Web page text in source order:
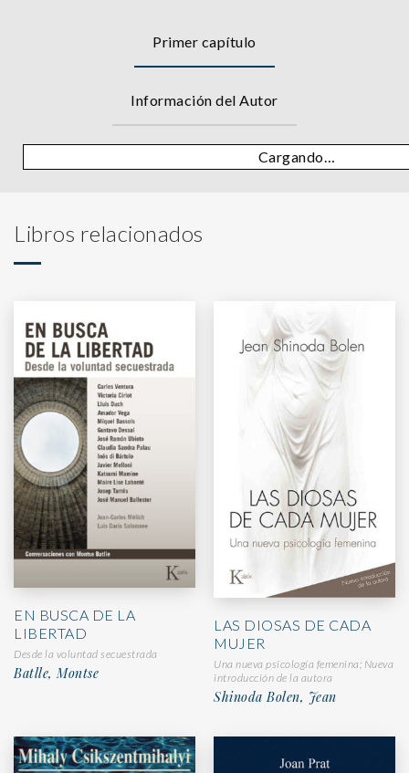
Primer capítulo
Información del Autor
Cargando…
Libros relacionados
EN BUSCA DE LA
LIBERTAD
Desde la voluntad secuestrada
Batlle, Montse
LAS DIOSAS DE CADA
MUJER
Una nueva psicología femenina; Nueva
introducción de la autora
Shinoda Bolen, Jean